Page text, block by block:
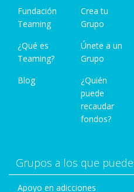
Fundación
Teaming
¿Qué es
Teaming?
Blog
Crea tu
Grupo
Únete a un
Grupo
¿Quién
puede
recaudar
fondos?
Grupos a los que
Apoyo en adicciones